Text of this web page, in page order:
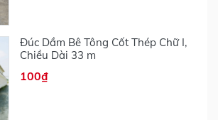
Đúc Dầm Bê Tông Cốt Thép Chữ I,
Chiều Dài 33 m
100₫